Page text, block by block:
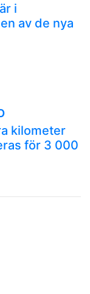
i
av de nya
kilometer
för 3 000